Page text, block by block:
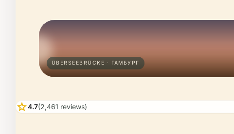
ÜBERSEEBRÜCKE · ГАМБУРГ
star4.7(2,461 reviews)